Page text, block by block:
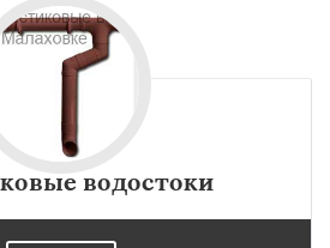
водостоки